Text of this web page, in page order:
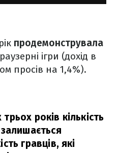
продемонструвала
ігри (дохід в
просів на 1,4%).
років кількість
залишається
гравців, які